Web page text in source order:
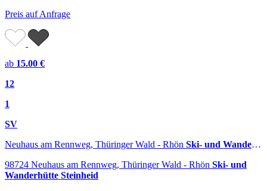
Preis auf Anfrage
ab 15.00 €
12
1
SV
Neuhaus am Rennweg, Thüringer Wald - Rhön Ski- und Wanderhütte Steinheid
98724 Neuhaus am Rennweg, Thüringer Wald - Rhön Ski- und
Wanderhütte Steinheid